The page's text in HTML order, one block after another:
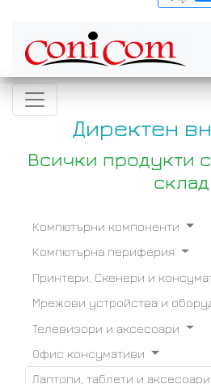
Директен
Всички продукти
склад
Компютърни компоненти
Компютърна периферия
Принтери, Скенери и
Мрежови устройства и
Телевизори и аксесоари
Офис консумативи
Лаптопи, таблети и аксесоари